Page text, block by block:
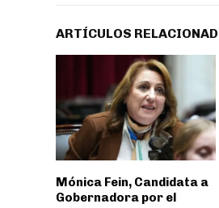
ARTÍCULOS
Mónica Fein, Candidata a
Gobernadora por el